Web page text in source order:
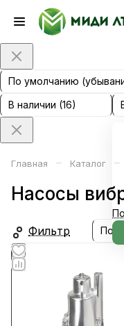
По умолчанию
В наличии (16)
Главная – Каталог –
Насосы
Фильтр По